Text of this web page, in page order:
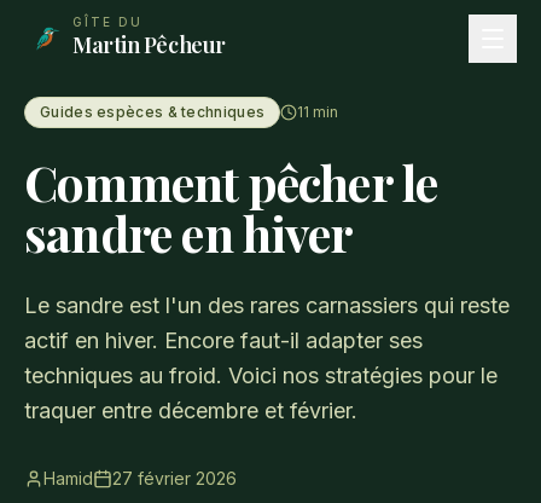
Aller au contenu principal
GÎTE DU
Martin Pêcheur
Guides espèces & techniques 11 min
Comment pêcher le
sandre en hiver
Le sandre est l'un des rares carnassiers qui reste
actif en hiver. Encore faut-il adapter ses
techniques au froid. Voici nos stratégies pour le
traquer entre décembre et février.
Hamid 27 février 2026